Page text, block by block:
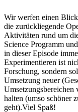
Wir werfen einen
die zurückliegende
Aktivitäten rund um
Science Programm
in dieser Episode
Experimentieren ist
Forschung, sondern
Umsetzung neuer
Umsetzungsbereichen
halten (umso schöner
geht).Viel Spaß!